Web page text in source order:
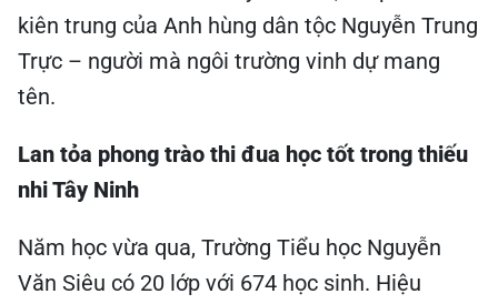
kiên trung của Anh hùng dân tộc Nguyễn Trung
Trực – người mà ngôi trường vinh dự mang
tên.
Lan tỏa phong trào thi đua học tốt trong thiếu
nhi Tây Ninh
Năm học vừa qua, Trường Tiểu học Nguyễn
Văn Siêu có 20 lớp với 674 học sinh. Hiệu